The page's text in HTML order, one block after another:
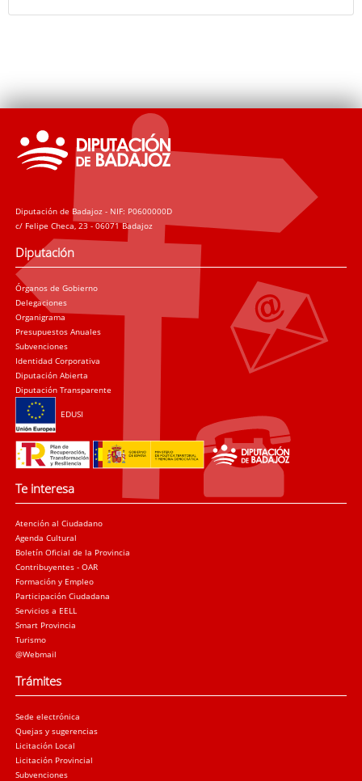
Diputación de Badajoz - NIF: P0600000D
c/ Felipe Checa, 23 - 06071 Badajoz
Diputación
Órganos de Gobierno
Delegaciones
Organigrama
Presupuestos Anuales
Subvenciones
Identidad Corporativa
Diputación Abierta
Diputación Transparente
EDUSI
Te interesa
Atención al Ciudadano
Agenda Cultural
Boletín Oficial de la Provincia
Contribuyentes - OAR
Formación y Empleo
Participación Ciudadana
Servicios a EELL
Smart Provincia
Turismo
@Webmail
Trámites
Sede electrónica
Quejas y sugerencias
Licitación Local
Licitación Provincial
Subvenciones